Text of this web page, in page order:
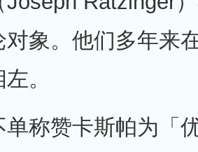
对象。他们多年来
。
单称赞卡斯帕为「